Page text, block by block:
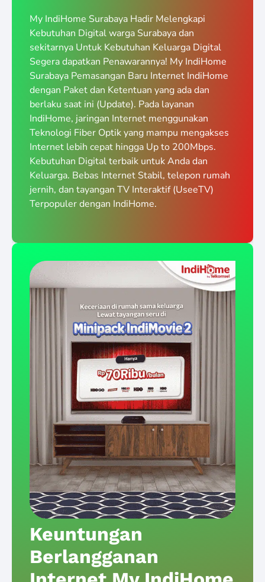
My IndiHome Surabaya Hadir Melengkapi
Kebutuhan Digital warga Surabaya dan
sekitarnya Untuk Kebutuhan Keluarga Digital
Segera dapatkan Penawarannya! My IndiHome
Surabaya Pemasangan Baru Internet IndiHome
dengan Paket dan Ketentuan yang ada dan
berlaku saat ini (Update). Pada layanan
IndiHome, jaringan Internet menggunakan
Teknologi Fiber Optik yang mampu mengakses
Internet lebih cepat hingga Up to 200Mbps.
Kebutuhan Digital terbaik untuk Anda dan
Keluarga. Bebas Internet Stabil, telepon rumah
jernih, dan tayangan TV Interaktif (UseeTV)
Terpopuler dengan IndiHome.
Keuntungan
Berlangganan